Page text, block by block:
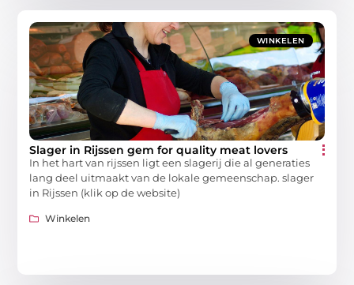
WINKELEN
Slager in Rijssen gem for quality meat lovers
In het hart van rijssen ligt een slagerij die al generaties
lang deel uitmaakt van de lokale gemeenschap. slager
in Rijssen (klik op de website)
Winkelen